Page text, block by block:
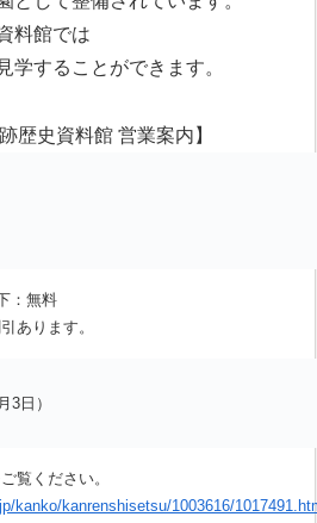
料館では
学することができます。
歴史資料館 営業案内】
：無料
あります。
3日）
覧ください。
kanko/kanrenshisetsu/1003616/